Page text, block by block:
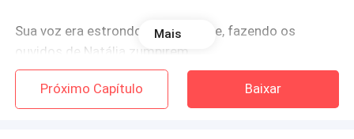
Sua voz era estrondosa e cortante, fazendo os
ouvidos de Natália zumbirem.
Seu olhar era ainda pior, cheio de um ódio profundo
que a decepcionou completamente, fazendo-a tremer
Mais
Próximo Capítulo Baixar